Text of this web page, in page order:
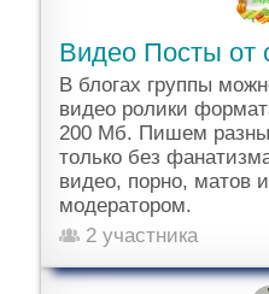
Видео Посты от
В блогах группы
видео ролики
200 Мб. Пишем
только без
видео, порно, матов
модератором.
2 участника